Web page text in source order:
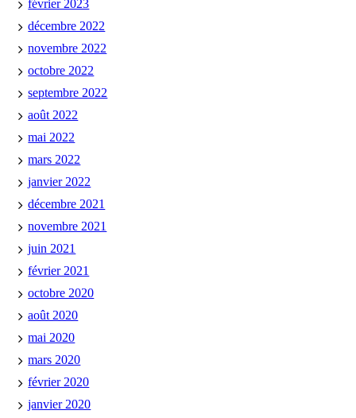
février 2023
décembre 2022
novembre 2022
octobre 2022
septembre 2022
août 2022
mai 2022
mars 2022
janvier 2022
décembre 2021
novembre 2021
juin 2021
février 2021
octobre 2020
août 2020
mai 2020
mars 2020
février 2020
janvier 2020